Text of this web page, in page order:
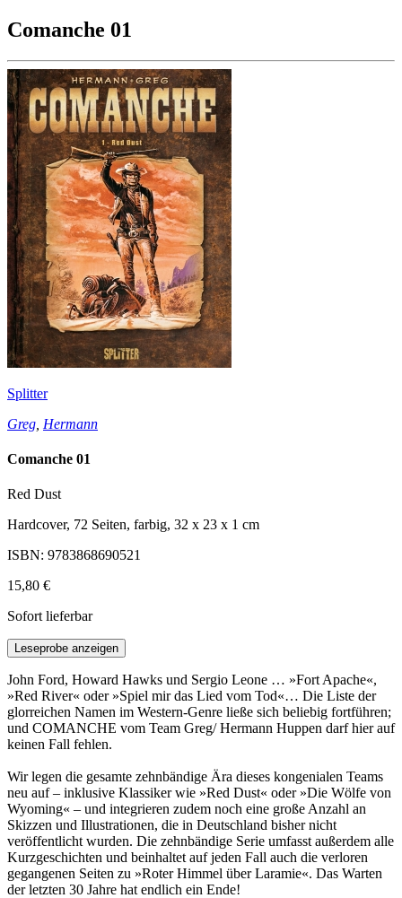
Comanche 01
Splitter
Greg Hermann
Comanche 01
Red Dust
Hardcover, 72 Seiten, farbig, 32 x 23 x 1 cm
ISBN: 9783868690521
15,80 €
Sofort lieferbar
Leseprobe anzeigen
John Ford, Howard Hawks und Sergio Leone … »Fort Apache«,
»Red River« oder »Spiel mir das Lied vom Tod«… Die Liste der
glorreichen Namen im Western-Genre ließe sich beliebig fortführen;
und COMANCHE vom Team Greg/ Hermann Huppen darf hier auf
keinen Fall fehlen.
Wir legen die gesamte zehnbändige Ära dieses kongenialen Teams
neu auf – inklusive Klassiker wie »Red Dust« oder »Die Wölfe von
Wyoming« – und integrieren zudem noch eine große Anzahl an
Skizzen und Illustrationen, die in Deutschland bisher nicht
veröffentlicht wurden. Die zehnbändige Serie umfasst außerdem alle
Kurzgeschichten und beinhaltet auf jeden Fall auch die verloren
gegangenen Seiten zu »Roter Himmel über Laramie«. Das Warten
der letzten 30 Jahre hat endlich ein Ende!